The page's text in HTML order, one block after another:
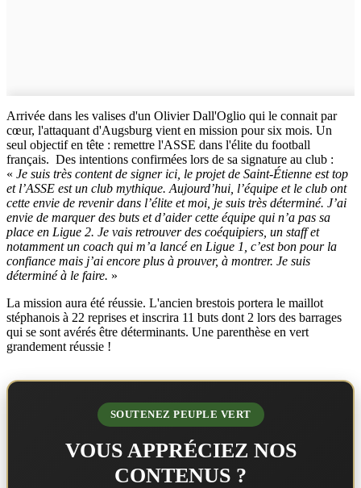
Arrivée dans les valises d'un Olivier Dall'Oglio qui le connait par
cœur, l'attaquant d'Augsburg vient en mission pour six mois. Un
seul objectif en tête : remettre l'ASSE dans l'élite du football
français. Des intentions confirmées lors de sa signature au club :
« Je suis très content de signer ici, le projet de Saint-Étienne est top
et l’ASSE est un club mythique. Aujourd’hui, l’équipe et le club ont
cette envie de revenir dans l’élite et moi, je suis très déterminé. J’ai
envie de marquer des buts et d’aider cette équipe qui n’a pas sa
place en Ligue 2. Je vais retrouver des coéquipiers, un staff et
notamment un coach qui m’a lancé en Ligue 1, c’est bon pour la
confiance mais j’ai encore plus à prouver, à montrer. Je suis
déterminé à le faire. »
La mission aura été réussie. L'ancien brestois portera le maillot
stéphanois à 22 reprises et inscrira 11 buts dont 2 lors des barrages
qui se sont avérés être déterminants. Une parenthèse en vert
grandement réussie !
SOUTENEZ PEUPLE VERT
VOUS APPRÉCIEZ NOS
CONTENUS ?